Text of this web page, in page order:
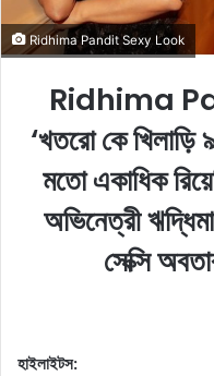
Ridhima Pandit Sexy Look
Ridhima
‘খতরো কে খিলাড়ি
মতো একাধিক
অভিনেত্রী
সেক্সি
হাইলাইটস: